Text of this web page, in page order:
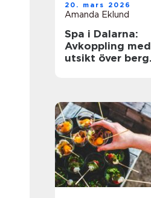
20. mars 2026
Amanda Eklund
Spa i Dalarna:
Avkoppling med
utsikt över berg